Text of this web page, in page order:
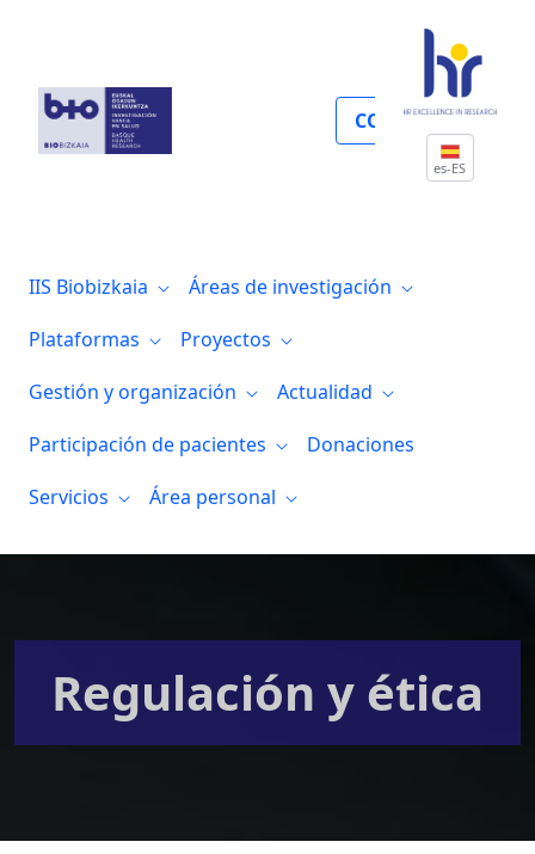
COLABORA
es-ES
IIS Biobizkaia
Áreas de investigación
Plataformas
Proyectos
Gestión y organización
Actualidad
Participación de pacientes
Donaciones
Servicios
Área personal
Regulación y ética